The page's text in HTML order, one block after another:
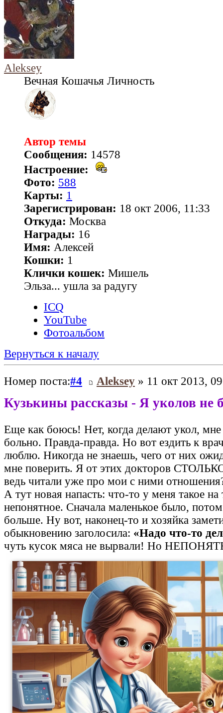
Aleksey
Вечная Кошачья Личность
Автор темы
Сообщения: 14578
Настроение:
Фото: 588
Карты: 1
Зарегистрирован: 18 окт 2006, 11:33
Откуда: Москва
Награды: 16
Имя: Алексей
Кошки: 1
Клички кошек: Мишель
Эльза... ушла за радугу
ICQ
YouTube
Фотоальбом
Вернуться к началу
Номер поста:#4 Aleksey » 11 окт 2013,
Кузькины рассказы - Я уколов не
Еще как боюсь! Нет, когда делают укол,
больно. Правда-правда. Но вот ездить к
люблю. Никогда не знаешь, чего от них
мне поверить. Я от этих докторов
ведь читали уже про мои с ними
А тут новая напасть: что-то у меня такое на
непонятное. Сначала маленькое было,
больше. Ну вот, наконец-то и хозяйка
обыкновению заголосила: «Надо что-то
чуть кусок мяса не вырвали! Но